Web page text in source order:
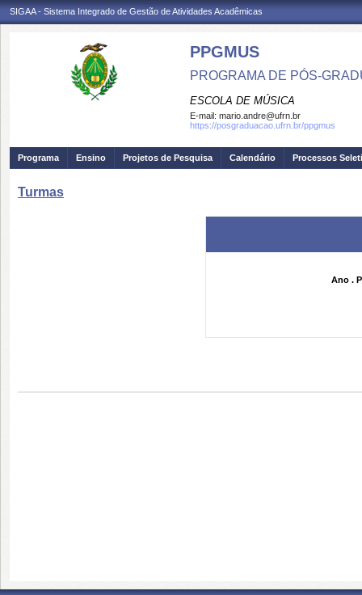
SIGAA - Sistema Integrado de Gestão de Atividades Acadêmicas
PPGMUS
PROGRAMA DE PÓS-
ESCOLA DE MÚSICA
E-mail: mario.andre@ufrn.br
https://posgraduacao.ufrn.br/ppgmus
Programa Ensino Projetos de Pesquisa Calendário Processos
Turmas
Ano .